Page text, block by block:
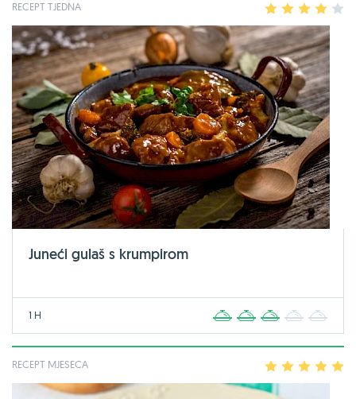
RECEPT TJEDNA 2 3 4
Juneći gulaš s krumpirom
1 H 2 3 4
RECEPT MJESECA 2 3 4